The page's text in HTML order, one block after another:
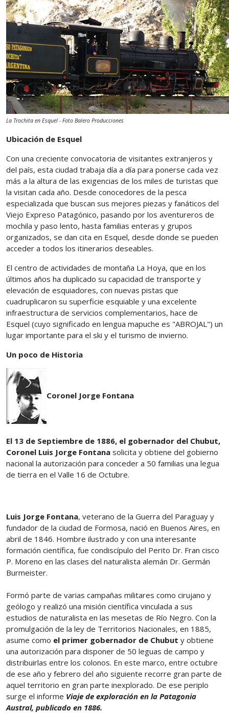
La Trochita en Esquel - Foto Balero Producciones
Ubicación de Esquel
Con una creciente convocatoria de visitantes extranjeros y
del país, esta ciudad trabaja día a día para ponerse cada vez
más a la altura de las exigencias de los miles de turistas que
la visitan cada año. Desde conocedores de la pesca
especializada que buscan sus mejores piezas y fanáticos del
Viejo Expreso Patagónico, pasando por los aventureros de
mochila y paso lento, hasta familias enteras y grupos
organizados, se dan cita en Esquel, desde donde se pueden
acceder a todos los itinerarios deseables.
El centro de actividades de montaña La Hoya, que en los
últimos años ha duplicado su capacidad de transporte y
elevación de esquiadores, con nuevas pistas que
cuadruplicaron su superficie esquiable y una excelente
infraestructura de servicios complementarios, hace de
Esquel (cuyo significado en lengua mapuche es "ABROJAL") un
lugar importante para el ski y el turismo de invierno.
Un poco de Historia
Coronel Jorge Fontana
El 13 de Septiembre de 1886, el gobernador del Chubut,
Coronel Luis Jorge Fontana solicita y obtiene del gobierno
nacional la autorización para conceder a 50 familias una legua
de tierra en el Valle 16 de Octubre.
Luis Jorge Fontana, veterano de la Guerra del Paraguay y
fundador de la ciudad de Formosa, nació en Buenos Aires, en
abril de 1846. Hombre ilustrado y con una interesante
formación científica, fue condiscípulo del Perito Dr. Fran cisco
P. Moreno en las clases del naturalista alemán Dr. Germán
Burmeister.
Formó parte de varias campañas militares como cirujano y
geólogo y realizó una misión científica vinculada a sus
estudios de naturalista en las mesetas de Río Negro. Con la
promulgación de la ley de Territorios Nacionales, en 1885,
asume como el primer gobernador de Chubut y obtiene
una autorización para disponer de 50 leguas de campo y
distribuirlas entre los colonos. En este marco, entre octubre
de ese año y febrero del año siguiente recorre gran parte de
aquel territorio en gran parte inexplorado. De ese periplo
surge el informe Viaje de exploración en la Patagonia
Austral, publicado en 1886.